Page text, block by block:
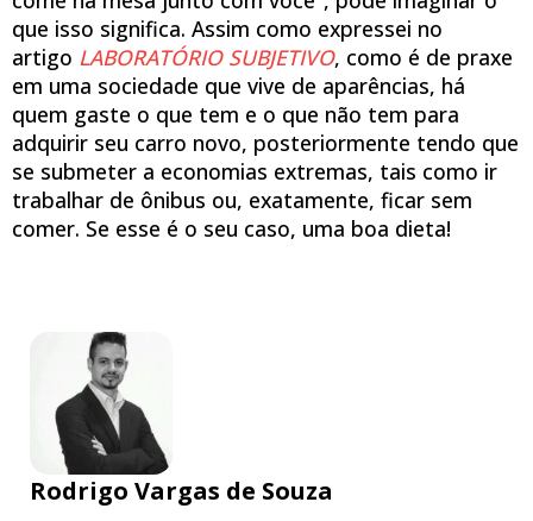
que isso significa. Assim como expressei no
artigo LABORATÓRIO SUBJETIVO, como é de praxe
em uma sociedade que vive de aparências, há
quem gaste o que tem e o que não tem para
adquirir seu carro novo, posteriormente tendo que
se submeter a economias extremas, tais como ir
trabalhar de ônibus ou, exatamente, ficar sem
comer. Se esse é o seu caso, uma boa dieta!
Rodrigo Vargas de Souza